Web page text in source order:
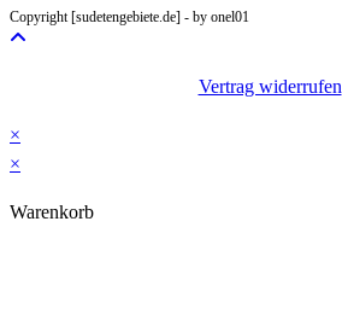
Copyright [sudetengebiete.de] - by onel01
Vertrag widerrufen
×
×
Warenkorb